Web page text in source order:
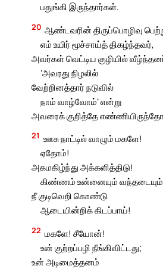
பதுங்கி இருந்தார்கள்.
20 ஆண்டவரின் திருப்பொழிவு
எம் உயிர் மூச்சாய்த் திகழ்ந்தவர்,
அவர்கள் வெட்டிய குழியில்
‘அவரது நிழலில்
வேற்றினத்தார் நடுவில்
நாம் வாழ்வோம்’ என்று
அவரைக் குறித்தே
21 ஊசு நாட்டில் வாழும் மகளே!
ஏதோம்!
அகமகிழ்ந்து அக்களித்திடு!
கிண்ணம் உன்னையும்
நீ குடிவெறி கொண்டு
ஆடையின்றிக் கிடப்பாய்!
22 மகளே! சீயோன்!
உன் குற்றப்பழி நீங்கிவிட்டது;
உன் அடிமைத்தனம்